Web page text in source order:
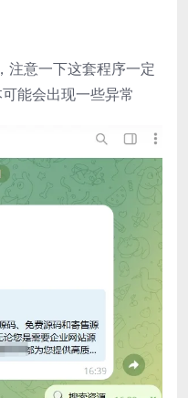
注意一下这套程序一定
能会出现一些异常